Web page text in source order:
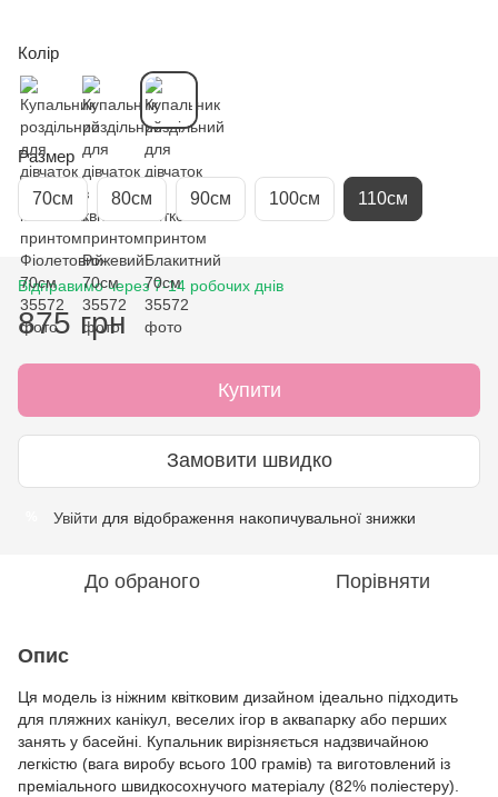
Колір
Размер
70см 80см 90см 100см 110см
Відправимо через 7-14 робочих днів
875 грн
Купити
Замовити швидко
Увійти для відображення накопичувальної знижки
До обраного Порівняти
Опис
Ця модель із ніжним квітковим дизайном ідеально підходить
для пляжних канікул, веселих ігор в аквапарку або перших
занять у басейні. Купальник вирізняється надзвичайною
легкістю (вага виробу всього 100 грамів) та виготовлений із
преміального швидкосохнучого матеріалу (82% поліестеру).